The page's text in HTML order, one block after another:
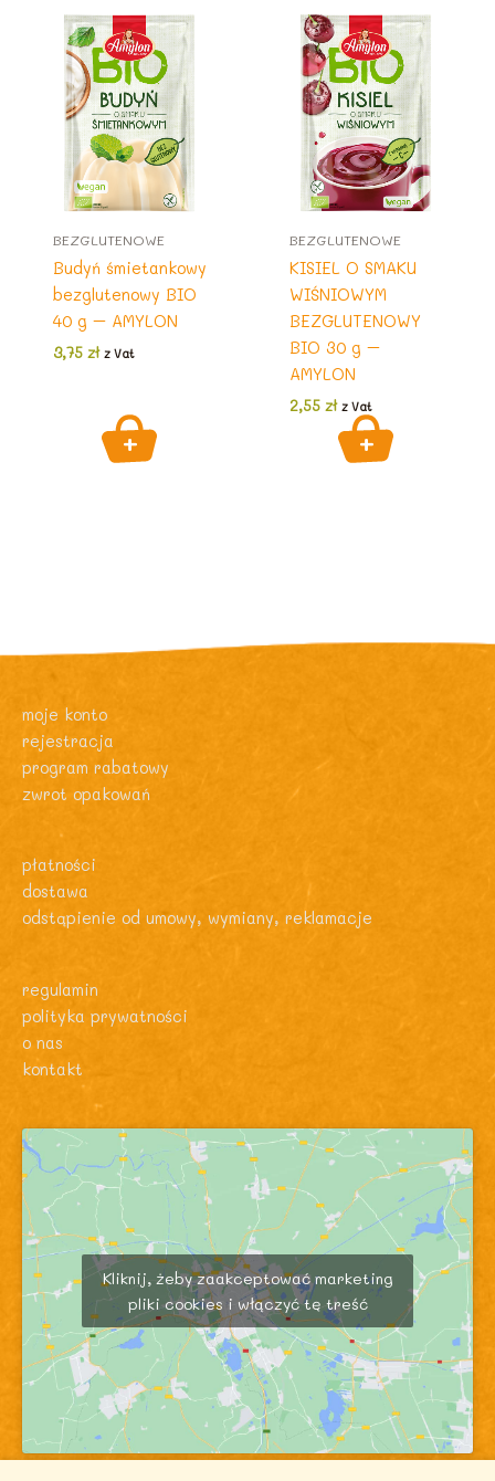
BEZGLUTENOWE
Budyń śmietankowy
bezglutenowy BIO
40 g – AMYLON
3,75 zł z Vat
BEZGLUTENOWE
KISIEL O SMAKU
WIŚNIOWYM
BEZGLUTENOWY
BIO 30 g –
AMYLON
2,55 zł z Vat
moje konto
rejestracja
program rabatowy
zwrot opakowań
płatności
dostawa
odstąpienie od umowy, wymiany, reklamacje
regulamin
polityka prywatności
o nas
kontakt
Kliknij, żeby zaakceptować marketing
pliki cookies i włączyć tę treść